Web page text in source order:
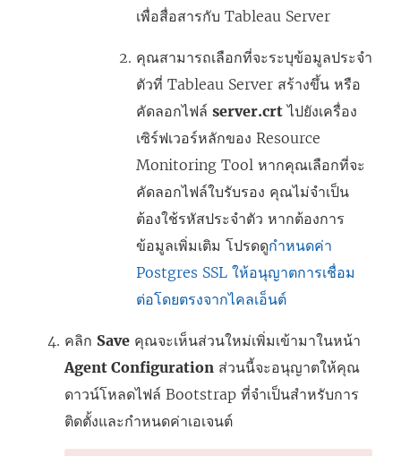
เพื่อสื่อสารกับ Tableau Server
คุณสามารถเลือกที่จะระบุข้อมูลประจำ
ตัวที่ Tableau Server สร้างขึ้น หรือ
คัดลอกไฟล์ server.crt ไปยังเครื่อง
เซิร์ฟเวอร์หลักของ Resource
Monitoring Tool หากคุณเลือกที่จะ
คัดลอกไฟล์ใบรับรอง คุณไม่จำเป็น
ต้องใช้รหัสประจำตัว หากต้องการ
ข้อมูลเพิ่มเติม โปรดดูกำหนดค่า
Postgres SSL ให้อนุญาตการเชื่อม
ต่อโดยตรงจากไคลเอ็นต์
คลิก Save คุณจะเห็นส่วนใหม่เพิ่มเข้ามาในหน้า
Agent Configuration ส่วนนี้จะอนุญาตให้คุณ
ดาวน์โหลดไฟล์ Bootstrap ที่จำเป็นสำหรับการ
ติดตั้งและกำหนดค่าเอเจนต์